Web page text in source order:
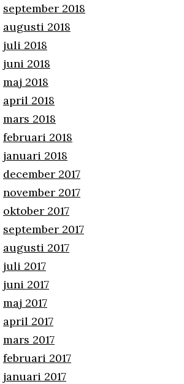
september 2018
augusti 2018
juli 2018
juni 2018
maj 2018
april 2018
mars 2018
februari 2018
januari 2018
december 2017
november 2017
oktober 2017
september 2017
augusti 2017
juli 2017
juni 2017
maj 2017
april 2017
mars 2017
februari 2017
januari 2017